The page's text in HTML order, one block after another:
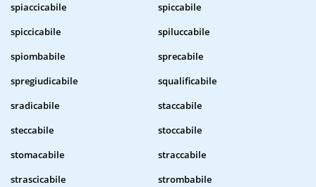
spiaccicabile
spiccabile
spiccicabile
spiluccabile
spiombabile
sprecabile
spregiudicabile
squalificabile
sradicabile
staccabile
steccabile
stoccabile
stomacabile
straccabile
strascicabile
strombabile